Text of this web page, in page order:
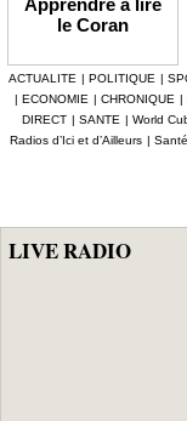
le Coran
ACTUALITE | POLITIQUE |
| ECONOMIE | CHRONIQUE |
DIRECT | SANTE | World
Radios d’Ici et d’Ailleurs | Santé
LIVE RADIO